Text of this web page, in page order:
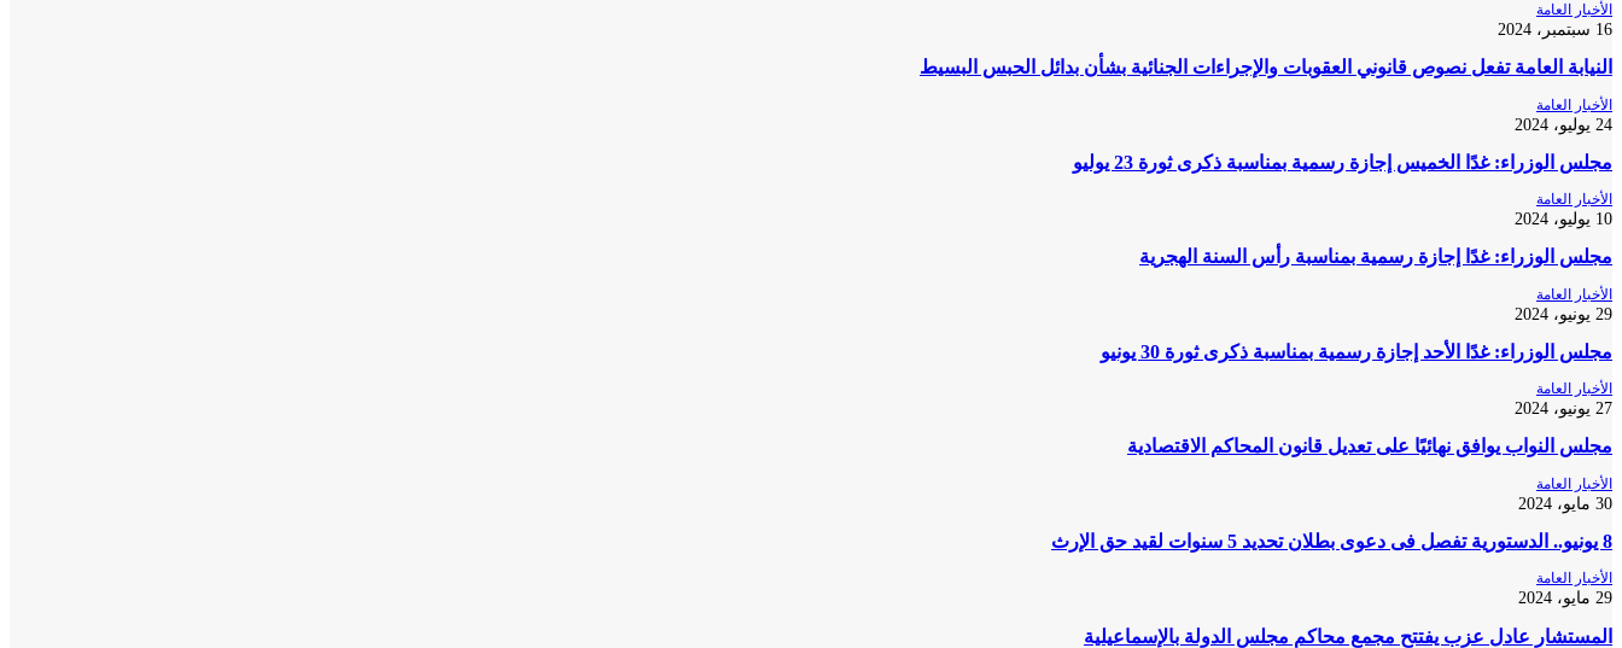
الأخبار العامة
16 سبتمبر، 2024
النيابة العامة تفعل نصوص قانوني العقوبات والإجراءات الجنائية بشأن بدائل الحبس البسيط
الأخبار العامة
24 يوليو، 2024
مجلس الوزراء: غدًا الخميس إجازة رسمية بمناسبة ذكرى ثورة 23 يوليو
الأخبار العامة
10 يوليو، 2024
مجلس الوزراء: غدًا إجازة رسمية بمناسبة رأس السنة الهجرية
الأخبار العامة
29 يونيو، 2024
مجلس الوزراء: غدًا الأحد إجازة رسمية بمناسبة ذكرى ثورة 30 يونيو
الأخبار العامة
27 يونيو، 2024
مجلس النواب يوافق نهائيًا على تعديل قانون المحاكم الاقتصادية
الأخبار العامة
30 مايو، 2024
8 يونيو.. الدستورية تفصل فى دعوى بطلان تحديد 5 سنوات لقيد حق الإرث
الأخبار العامة
29 مايو، 2024
المستشار عادل عزب يفتتح مجمع محاكم مجلس الدولة بالإسماعيلية